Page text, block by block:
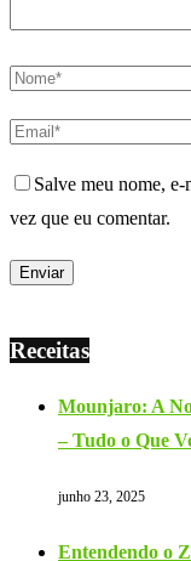
Salve meu nome,
vez que eu comentar.
Receitas
Mounjaro: A
– Tudo o Que
junho 23, 2025
Entendendo o